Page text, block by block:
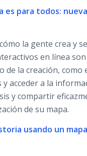
es para todos:
la gente crea y
en línea
de la creación,
acceder a la
y compartir
de su mapa.
usando un